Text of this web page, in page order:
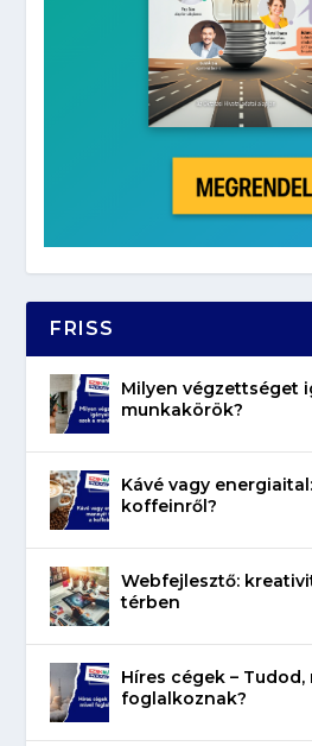
FRISS
Milyen végzettséget
munkakörök?
Kávé vagy
koffeinről?
Webfejlesztő:
térben
Híres cégek – Tudod,
foglalkoznak?